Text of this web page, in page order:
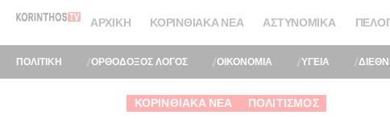
ΑΡΧΙΚΉ ΚΟΡΙΝΘΙΑΚΆ ΝΈΑ ΑΣΤΥΝΟΜΙΚΆ
ΠΟΛΙΤΙΚΗ ΟΡΘΟΔΟΞΟΣ ΛΟΓΟΣ ΟΙΚΟΝΟΜΙΑ ΥΓΕΙΑ
ΚΟΡΙΝΘΙΑΚΆ ΝΈΑ ΠΟΛΙΤΙΣΜΌΣ